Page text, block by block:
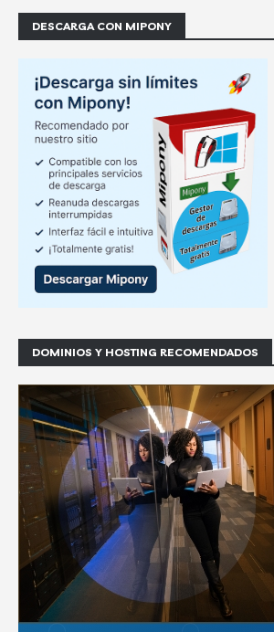
DESCARGA CON MIPONY
DOMINIOS Y HOSTING RECOMENDADOS